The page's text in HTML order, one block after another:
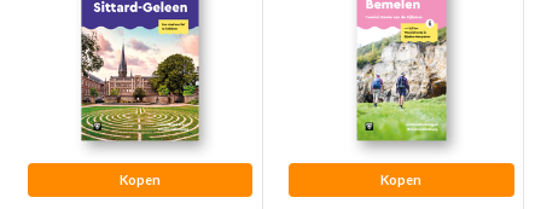
Kopen Kopen